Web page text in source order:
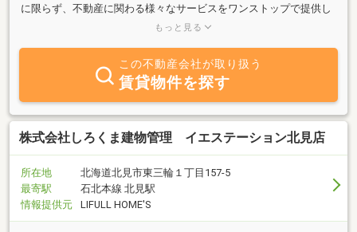
に限らず、不動産に関わる様々なサービスをワンストップで提供し
ています。不動産のことなら（株）さくら不動産へご相談くださ
もっと見る
この不動産会社が取り扱う
賃貸物件を探す
株式会社しろくま建物管理 イエステーション北見店
所在地
北海道北見市東三輪１丁目157-5
最寄駅
石北本線 北見駅
情報提供元
LIFULL HOME'S